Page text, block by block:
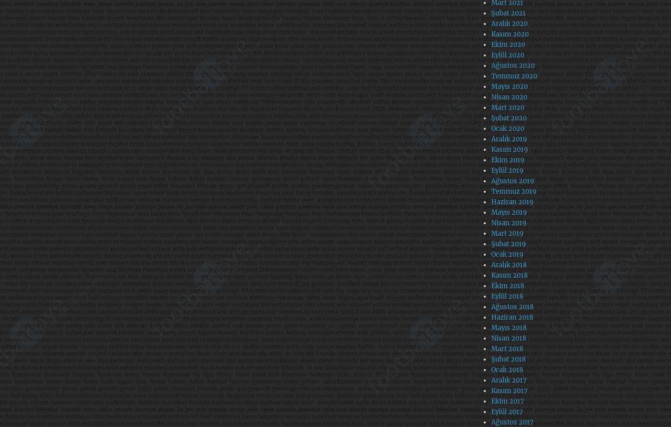
Mart 2021
Şubat 2021
Aralık 2020
Kasım 2020
Ekim 2020
Eylül 2020
Ağustos 2020
Temmuz 2020
Mayıs 2020
Nisan 2020
Mart 2020
Şubat 2020
Ocak 2020
Aralık 2019
Kasım 2019
Ekim 2019
Eylül 2019
Ağustos 2019
Temmuz 2019
Haziran 2019
Mayıs 2019
Nisan 2019
Mart 2019
Şubat 2019
Ocak 2019
Aralık 2018
Kasım 2018
Ekim 2018
Eylül 2018
Ağustos 2018
Haziran 2018
Mayıs 2018
Nisan 2018
Mart 2018
Şubat 2018
Ocak 2018
Aralık 2017
Kasım 2017
Ekim 2017
Eylül 2017
Ağustos 2017